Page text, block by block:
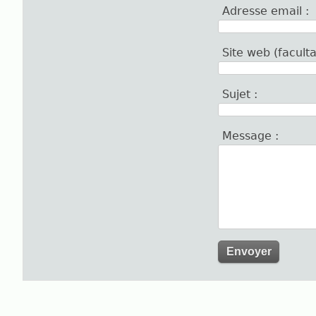
Adresse email :
Site web
Sujet :
Message :